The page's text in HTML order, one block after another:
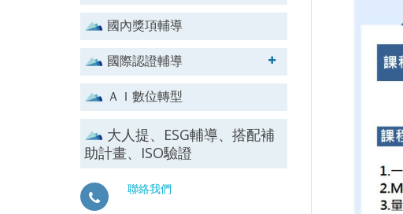
國內獎項輔導
國際認證輔導
ＡＩ數位轉型
大人提、ESG輔導、搭配補
助計畫、ISO驗證
聯絡我們